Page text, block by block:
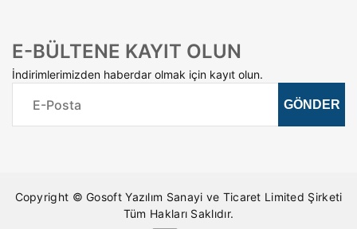
E-BÜLTENE KAYIT OLUN
İndirimlerimizden haberdar olmak için kayıt olun.
Copyright © Gosoft Yazılım Sanayi ve Ticaret Limited Şirketi
Tüm Hakları Saklıdır.